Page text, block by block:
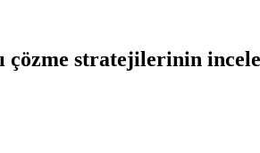
çözme stratejilerinin